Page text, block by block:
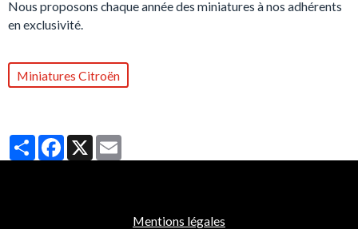
Nous proposons chaque année des miniatures à nos adhérents
en exclusivité.
Miniatures Citroën
PartagerFacebook
X
Mentions légales